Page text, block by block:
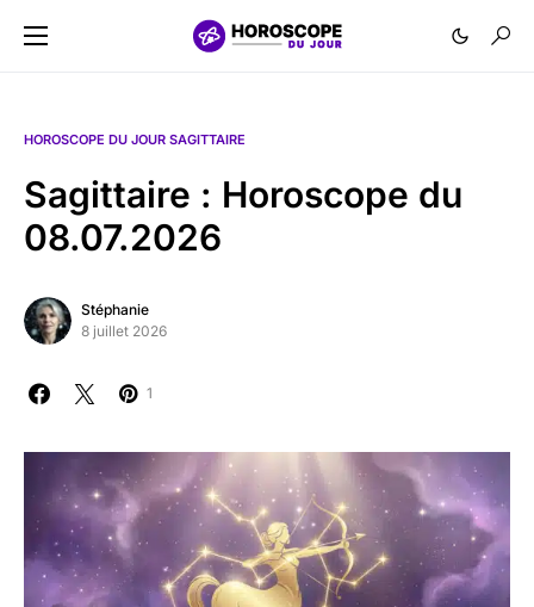
HOROSCOPE DU JOUR SAGITTAIRE
Sagittaire : Horoscope du
08.07.2026
Stéphanie
8 juillet 2026
1